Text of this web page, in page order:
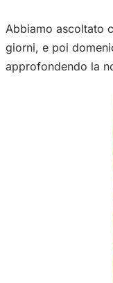
Abbiamo ascoltato
giorni, e poi
approfondendo la